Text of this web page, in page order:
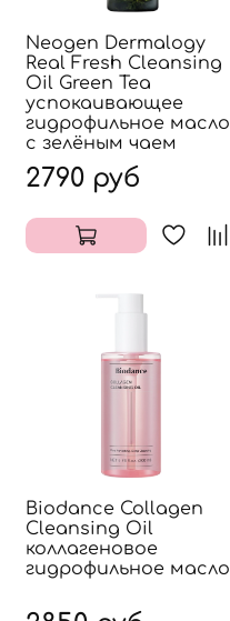
Neogen Dermalogy
Real Fresh Cleansing
Oil Green Tea
успокаивающее
гидрофильное масло
с зелёным чаем
2790 руб
Biodance Collagen
Cleansing Oil
коллагеновое
гидрофильное масло